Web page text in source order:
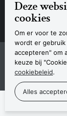
Deze
cookies
Om er voor te
wordt er gebruik
accepteren" om
keuze bij
cookiebeleid.
Contact
Navigatie
Sitemap